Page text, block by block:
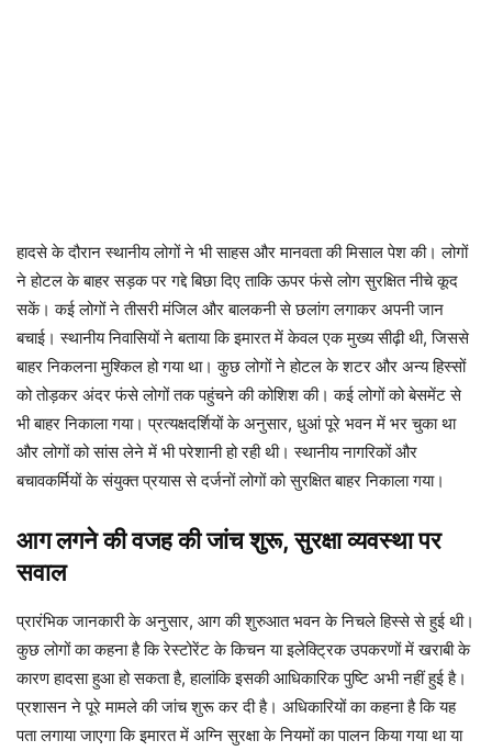
हादसे के दौरान स्थानीय लोगों ने भी साहस और मानवता की मिसाल पेश की। लोगों
ने होटल के बाहर सड़क पर गद्दे बिछा दिए ताकि ऊपर फंसे लोग सुरक्षित नीचे कूद
सकें। कई लोगों ने तीसरी मंजिल और बालकनी से छलांग लगाकर अपनी जान
बचाई। स्थानीय निवासियों ने बताया कि इमारत में केवल एक मुख्य सीढ़ी थी, जिससे
बाहर निकलना मुश्किल हो गया था। कुछ लोगों ने होटल के शटर और अन्य हिस्सों
को तोड़कर अंदर फंसे लोगों तक पहुंचने की कोशिश की। कई लोगों को बेसमेंट से
भी बाहर निकाला गया। प्रत्यक्षदर्शियों के अनुसार, धुआं पूरे भवन में भर चुका था
और लोगों को सांस लेने में भी परेशानी हो रही थी। स्थानीय नागरिकों और
बचावकर्मियों के संयुक्त प्रयास से दर्जनों लोगों को सुरक्षित बाहर निकाला गया।
आग लगने की वजह की जांच शुरू, सुरक्षा व्यवस्था पर
सवाल
प्रारंभिक जानकारी के अनुसार, आग की शुरुआत भवन के निचले हिस्से से हुई थी।
कुछ लोगों का कहना है कि रेस्टोरेंट के किचन या इलेक्ट्रिक उपकरणों में खराबी के
कारण हादसा हुआ हो सकता है, हालांकि इसकी आधिकारिक पुष्टि अभी नहीं हुई है।
प्रशासन ने पूरे मामले की जांच शुरू कर दी है। अधिकारियों का कहना है कि यह
पता लगाया जाएगा कि इमारत में अग्नि सुरक्षा के नियमों का पालन किया गया था या